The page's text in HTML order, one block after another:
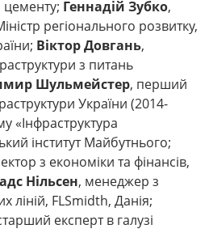
цементу; Геннадій Зубко,
регіонального розвитку,
Віктор Довгань,
з питань
Шульмейстер, перший
України (2014-
«Інфраструктура
інститут Майбутнього;
з економіки та фінансів,
Нільсен, менеджер з
ліній, FLSmidth, Данія;
експерт в галузі